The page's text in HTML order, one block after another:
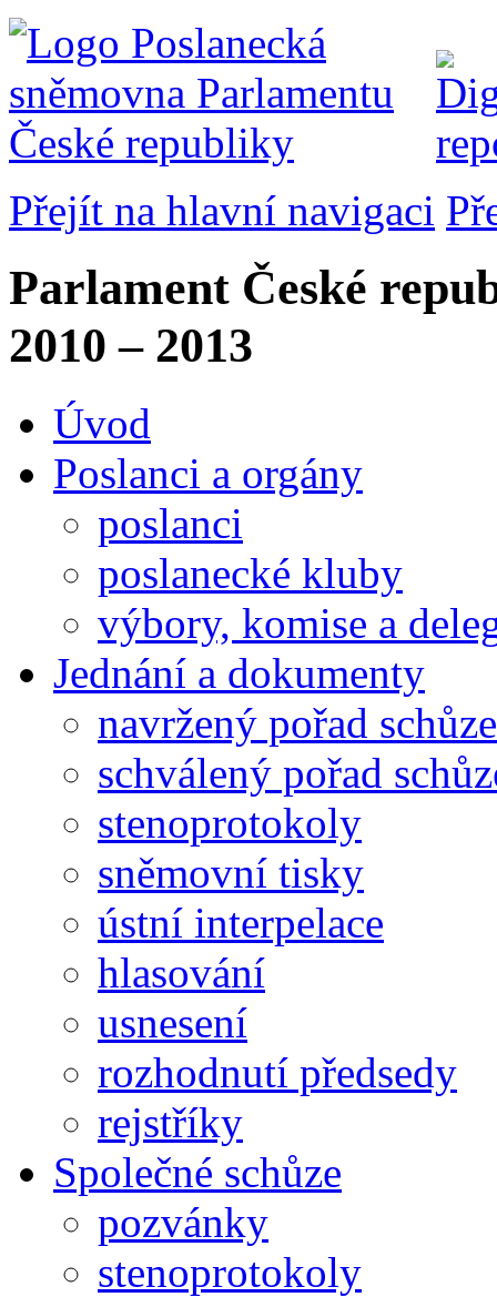
Přejít na hlavní navigaci
Parlament České
2010 – 2013
Úvod
Poslanci a orgány
poslanci
poslanecké kluby
výbory, komise a
Jednání a dokumenty
navržený pořad schůze
schválený pořad
stenoprotokoly
sněmovní tisky
ústní interpelace
hlasování
usnesení
rozhodnutí předsedy
rejstříky
Společné schůze
pozvánky
stenoprotokoly